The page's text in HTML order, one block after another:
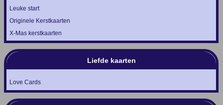
Leuke start
Originele Kerstkaarten
X-Mas kerstkaarten
Liefde kaarten
Love Cards